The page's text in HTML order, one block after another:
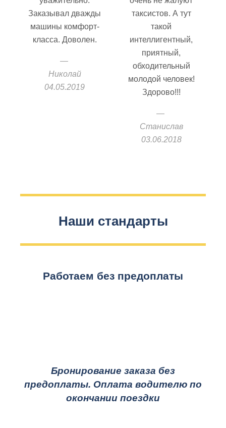
Заказывал дважды
машины комфорт-
класса. Доволен.
Николай
04.05.2019
таксистов. А тут
такой
интеллигентный,
приятный,
обходительный
молодой человек!
Здорово!!!
Станислав
03.06.2018
Наши стандарты
Работаем без предоплаты
Бронирование заказа без
предоплаты. Оплата водителю по
окончании поездки